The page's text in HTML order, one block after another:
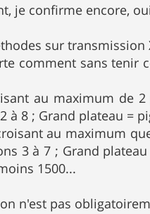
je confirme encore,
sur transmission
comment sans
au maximum de
à 8 ; Grand plateau =
au maximum
3 à 7 ; Grand
1500...
n'est pas